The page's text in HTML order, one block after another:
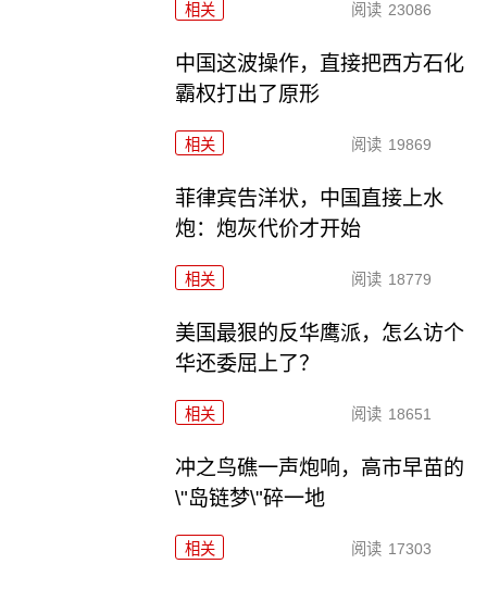
相关 阅读 23086
中国这波操作，直接把西方石化
霸权打出了原形
相关 阅读 19869
菲律宾告洋状，中国直接上水
炮：炮灰代价才开始
相关 阅读 18779
美国最狠的反华鹰派，怎么访个
华还委屈上了？
相关 阅读 18651
冲之鸟礁一声炮响，高市早苗的
\"岛链梦\"碎一地
相关 阅读 17303